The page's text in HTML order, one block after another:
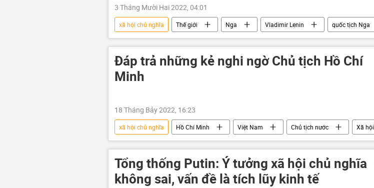
3 Tháng Mười Hai 2022, 04:01
xã hội chủ nghĩa Thế giới Nga Vladimir Lenin
quốc tịch Nga
Chính trị
Đáp trả những kẻ nghi ngờ Chủ tịch Hồ Chí
Minh
18 Tháng Bảy 2022, 16:23
xã hội chủ nghĩa Hồ Chí Minh Việt Nam Chủ tịch nước
Xã hội
Vladimir Lenin
chủ nghĩa Mác - Lênin
Tổng thống Putin: Ý tưởng xã hội chủ nghĩa
không sai, vấn đề là tích lũy kinh tế